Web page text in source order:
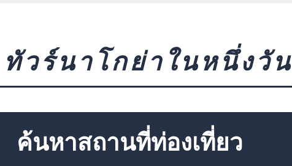
ทัวร์นาโกย่าในหนึ่งวัน
ค้นหาสถานที่ท่องเที่ยว